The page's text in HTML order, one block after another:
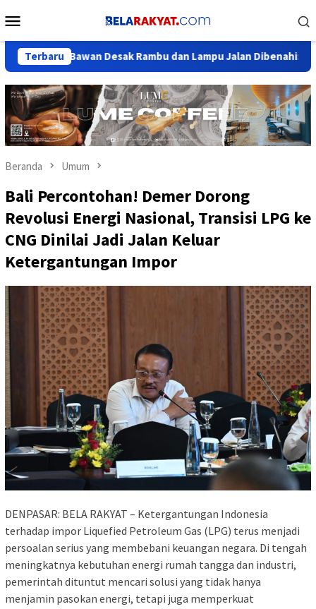
ke
Mobile
Terbaru
Bawan Desak Rambu dan Lampu Jalan Dibenahi: Jangan
Beranda Umum
Bali Percontohan! Demer Dorong
Revolusi Energi Nasional, Transisi LPG ke
CNG Dinilai Jadi Jalan Keluar
Ketergantungan Impor
DENPASAR: BELA RAKYAT – Ketergantungan Indonesia
terhadap impor Liquefied Petroleum Gas (LPG) terus menjadi
persoalan serius yang membebani keuangan negara. Di tengah
meningkatnya kebutuhan energi rumah tangga dan industri,
pemerintah dituntut mencari solusi yang tidak hanya
menjamin pasokan energi, tetapi juga memperkuat